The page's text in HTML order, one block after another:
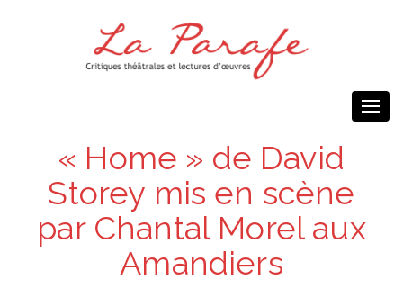
« Home » de David
Storey mis en scène
par Chantal Morel aux
Amandiers